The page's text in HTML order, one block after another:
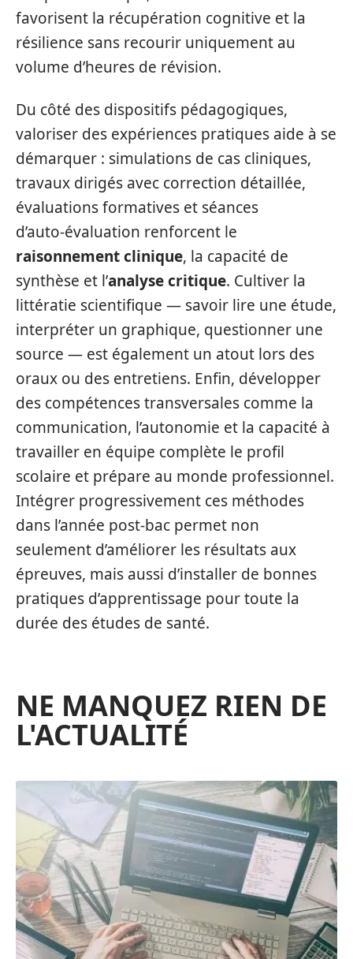
favorisent la récupération cognitive et la
résilience sans recourir uniquement au
volume d’heures de révision.
Du côté des dispositifs pédagogiques,
valoriser des expériences pratiques aide à se
démarquer : simulations de cas cliniques,
travaux dirigés avec correction détaillée,
évaluations formatives et séances
d’auto‑évaluation renforcent le
raisonnement clinique, la capacité de
synthèse et l’analyse critique. Cultiver la
littératie scientifique — savoir lire une étude,
interpréter un graphique, questionner une
source — est également un atout lors des
oraux ou des entretiens. Enfin, développer
des compétences transversales comme la
communication, l’autonomie et la capacité à
travailler en équipe complète le profil
scolaire et prépare au monde professionnel.
Intégrer progressivement ces méthodes
dans l’année post‑bac permet non
seulement d’améliorer les résultats aux
épreuves, mais aussi d’installer de bonnes
pratiques d’apprentissage pour toute la
durée des études de santé.
NE MANQUEZ RIEN DE
L'ACTUALITÉ